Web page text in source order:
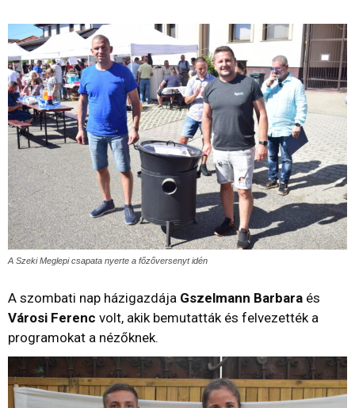
A Szeki Meglepi csapata nyerte a főzőversenyt idén
A szombati nap házigazdája Gszelmann Barbara és
Városi Ferenc volt, akik bemutatták és felvezették a
programokat a nézőknek.